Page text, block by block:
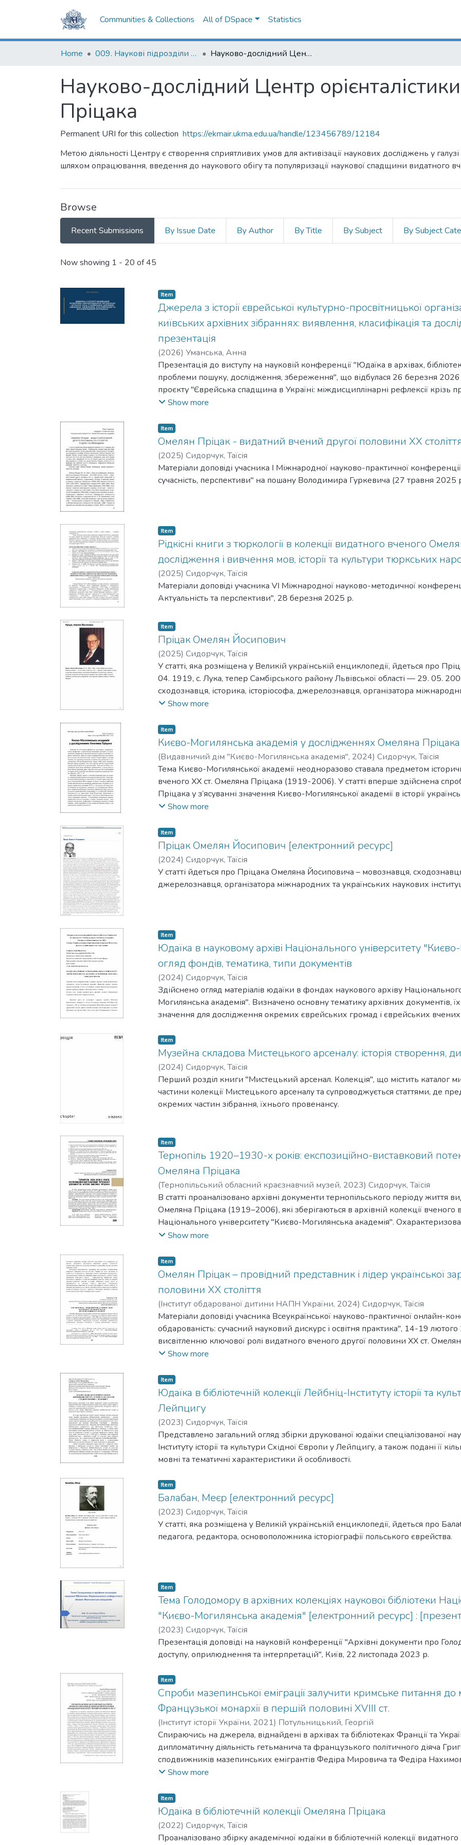
Communities & Collections All of DSpace Statistics
Home 009. Наукові підрозділи НаУКМА Науково-дослідний Центр орієнталістики імені Омеляна Пріцака
Науково-дослідний Центр
Пріцака
Permanent URI for this collection https://ekmair.ukma.edu.ua/handle/123456789/12184
Метою діяльності Центру є створення сприятливих умов для активізації наукових досліджень у
шляхом опрацювання, введення до наукового обігу та популяризації наукової спадщини видатного
Browse
Recent Submissions By Issue Date By Author By Title By Subject By Subject
Recent Submissions
Now showing 1 - 20 of 45
Item
Джерела з історії єврейської культурно-просвітницької
київських архівних зібраннях: виявлення, класифікація та
презентація
(2026) Уманська, Анна
Презентація до виступу на науковій конференції "Юдаїка в архівах,
проблеми пошуку, дослідження, збереження", що відбулася 26 березня
проєкту "Єврейська спадщина в Україні: міждисциплінарні рефлексії крізь
культури, історії та літератури".
Show more
Item
Омелян Пріцак - видатний вчений другої половини XX
(2025) Сидорчук, Таїсія
Матеріали доповiді учасника І Міжнародної науково-практичної
сучасність, перспективи" на пошану Володимира Гуркевича (27 травня 2025
Item
Рідкісні книги з тюркології в колекції видатного вченого
дослідження і вивчення мов, історії та культури тюркських
(2025) Сидорчук, Таїсія
Матеріали доповiді учасника VІ Міжнародної науково-методичної
Актуальність та перспективи", 28 березня 2025 р.
Item
Пріцак Омелян Йосипович
(2025) Сидорчук, Таїсія
У статті, яка розміщена у Великій українській енциклопедії, йдеться про
04. 1919, с. Лука, тепер Самбірського району Львівської області — 29. 05.
сходознавця, історика, історіософа, джерелознавця, організатора
інституцій, іноземного члена Національної академії наук України (1990),
.
Show more
Item
Києво-Могилянська академія у дослідженнях Омеляна Пріцака
(Видавничий дім "Києво-Могилянська академія", 2024) Сидорчук, Таїсія
Тема Києво-Могилянської академії неодноразово ставала предметом
вченого ХХ ст. Омеляна Пріцака (1919-2006). У статті вперше здійснена
Пріцака у з’ясуванні значення Києво-Могилянської академії в історії
засновників, професорів і вихованців Академії в історії України. Авторка
могилянська тема розглядається Пріцаком узагальнено і в контексті
процесів, що відбувалися на українських землях у XVII-XVIII ст. У статті
були надруковані у різноманітних зарубіжних і українських виданнях та
рукописах в архіві вченого.
Show more
Item
Пріцак Омелян Йосипович [електронний ресурс]
(2024) Сидорчук, Таїсія
У статті йдеться про Пріцака Омеляна Йосиповича – мовознавця,
джерелознавця, організатора міжнародних та українських наукових
Item
Юдаїка в науковому архіві Національного університету
огляд фондів, тематика, типи документів
(2024) Сидорчук, Таїсія
Здійснено огляд матеріалів юдаїки в фондах наукового архіву
Могилянська академія". Визначено основну тематику архівних документів,
значення для дослідження окремих єврейських громад і єврейських вчених
Item
Музейна складова Мистецького арсеналу: історія створення,
(2024) Сидорчук, Таїсія
Перший розділ книги "Мистецький арсенал. Колекція", що містить каталог
частини колекції Мистецького арсеналу та супроводжується статтями, де
окремих частин зібрання, їхнього провенансу.
Item
Тернопіль 1920–1930-х років: експозиційно-виставковий
Омеляна Пріцака
(Тернопільський обласний краєзнавчий музей, 2023) Сидорчук, Таїсія
В статті проаналізовано архівні документи тернопільського періоду життя
Омеляна Пріцака (1919–2006), які зберігаються в архівній колекції вченого в
Національного університету "Києво-Могилянська академія".
документів в контексті їх можливого використання в музейній практиці,
років.
Show more
Item
Омелян Пріцак – провідний представник і лідер української
половини ХХ століття
(Інститут обдарованої дитини НАПН України, 2024) Сидорчук, Таїсія
Матеріали доповіді учасника Всеукраїнської науково-практичної онлайн-
обдарованість: сучасний науковий дискурс і освітня практика", 14-19
висвітленню ключової ролі видатного вченого другої половини ХХ ст.
розбудові українознавчого центру в Гарвардському університеті в 1960-
директора Українського наукового інституту Гарвардського університету,
різноманітних науково-дослідницьких програм і проектів, які сприяли
міжнародний науковий процес.
Show more
Item
Юдаїка в бібліотечній колекції Лейбніц-Інституту історії та
Лейпцигу
(2023) Сидорчук, Таїсія
Представлено загальний огляд збірки друкованої юдаїки спеціалізованої
Інституту історії та культури Східної Європи у Лейпцигу, а також подані її
мовні та тематичні характеристики й особливості.
Item
Балабан, Меєр [електронний ресурс]
(2023) Сидорчук, Таїсія
У статті, яка розміщена у Великій українській енциклопедії, йдеться про
педагога, редактора, основоположника історіографії польського єврейства.
Item
Тема Голодомору в архівних колекціях наукової бібліотеки
"Києво-Могилянська академія" [електронний ресурс] :
(2023) Сидорчук, Таїсія
Презентація доповіді на науковій конференції "Архівні документи про
доступу, оприлюднення та інтерпретацій", Київ, 22 листопада 2023 р.
Item
Спроби мазепинської еміграції залучити кримське питання до
Французької монархії в першій половині XVIII ст.
(Інститут історії України, 2021) Потульницький, Георгій
Спираючись на джерела, віднайдені в архівах та бібліотеках Франції та
дипломатичну діяльність гетьманича та французького політичного діяча
сподвижників мазепинських емігрантів Федіра Мировича та Федіра
ними до розв’язання тогочасних проблем, пов’язаних із відновленням
етапів своєї дипломатичної служби, виділених ним (відповідно 1730-ті, 1740-
ставив перед собою відмінні завдання щодо вирішення кримського питання, і,
реалізувати. На думку автора статті, саме Григор Орлик своїми
наполегливими діями забезпечив реальне постання традиційної для
Show more
Item
Юдаїка в бібліотечній колекції Омеляна Пріцака
(2022) Сидорчук, Таїсія
Проаналізовано збірку академічної юдаїки в бібліотечній колекції